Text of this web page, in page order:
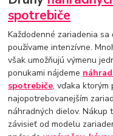
spotrebiče
Každodenné zariadenia sa
používame intenzívne.
však umožňujú výmenu
ponukami nájdeme
spotrebiče, vďaka ktorým
najopotrebovanejším
náhradných dielov. Nákup
závisieť od modelu